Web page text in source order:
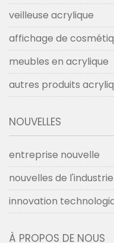
veilleuse acrylique
affichage de
meubles en acrylique
autres produits
NOUVELLES
entreprise nouvelle
nouvelles de l'industrie
innovation
À PROPOS DE NOUS